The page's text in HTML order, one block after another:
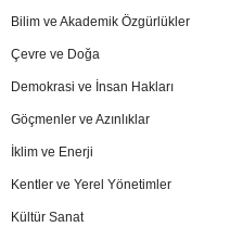
Bilim ve Akademik Özgürlükler
Çevre ve Doğa
Demokrasi ve İnsan Hakları
Göçmenler ve Azınlıklar
İklim ve Enerji
Kentler ve Yerel Yönetimler
Kültür Sanat